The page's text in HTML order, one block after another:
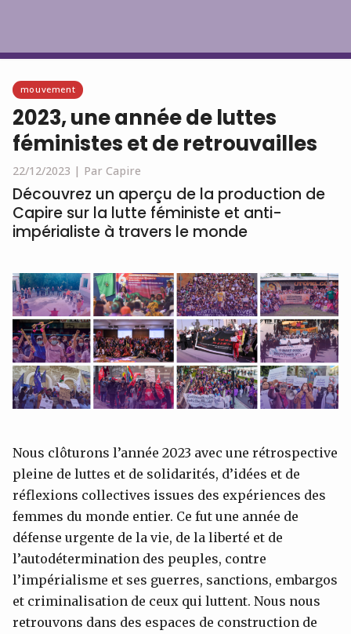
mouvement
2023, une année de luttes
féministes et de retrouvailles
22/12/2023 | Par Capire
Découvrez un aperçu de la production de
Capire sur la lutte féministe et anti-
impérialiste à travers le monde
Nous clôturons l’année 2023 avec une rétrospective
pleine de luttes et de solidarités, d’idées et de
réflexions collectives issues des expériences des
femmes du monde entier. Ce fut une année de
défense urgente de la vie, de la liberté et de
l’autodétermination des peuples, contre
l’impérialisme et ses guerres, sanctions, embargos
et criminalisation de ceux qui luttent. Nous nous
retrouvons dans des espaces de construction de